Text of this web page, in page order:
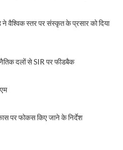
ने वैश्विक स्तर पर संस्कृत के प्रसार को दिया
दलों से SIR पर फीडबैक
पर फोकस किए जाने के निर्देश